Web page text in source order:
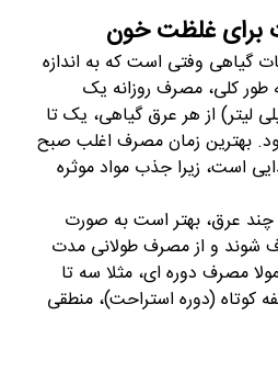
برای غلظت خون
گیاهی وفتی است که به اندازه
کلی، مصرف روزانه یک
لیتر) از هر عرق گیاهی، یک تا
بهترین زمان مصرف اغلب صبح
است، زیرا جذب مواد موثره
عرق، بهتر است به صورت
شوند و از مصرف طولانی مدت
مصرف دوره ای، مثلا سه تا
(دوره استراحت)، منطقی